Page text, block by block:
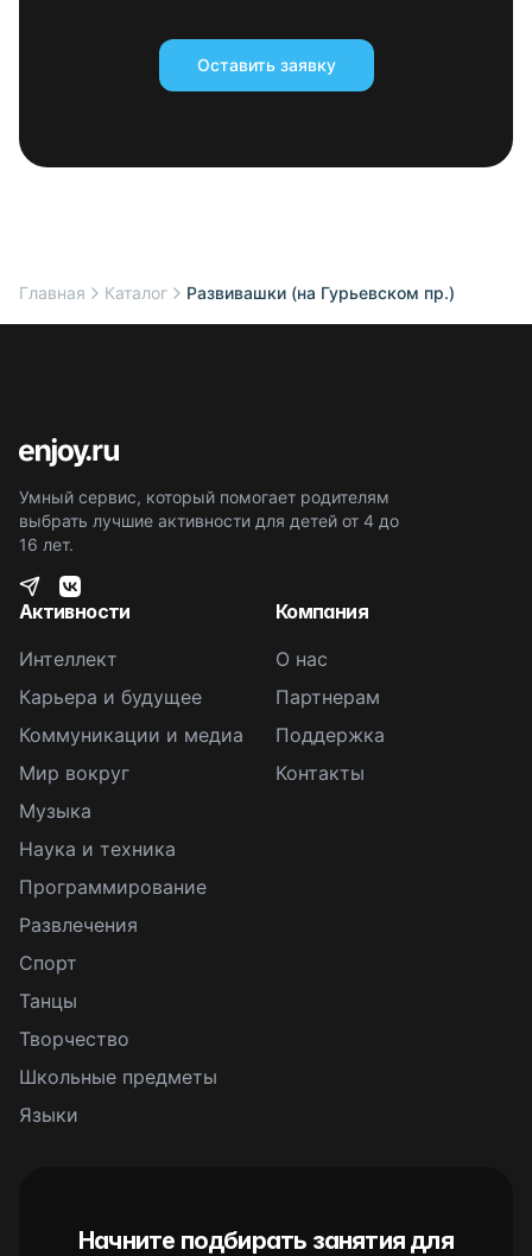
Оставить заявку
Главная Каталог Развивашки (на Гурьевском пр.)
Умный сервис, который помогает родителям
выбрать лучшие активности для детей от 4 до
16 лет.
Активности
Интеллект
Карьера и будущее
Коммуникации и медиа
Мир вокруг
Музыка
Наука и техника
Программирование
Развлечения
Спорт
Танцы
Творчество
Школьные предметы
Языки
Компания
О нас
Партнерам
Поддержка
Контакты
Начните подбирать занятия для